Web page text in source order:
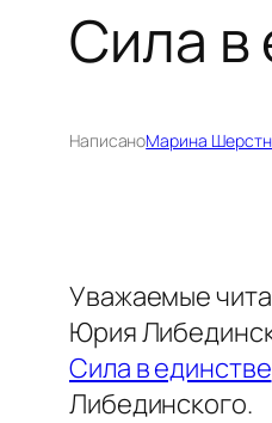
Сила в
НаписаноМарина
Уважаемые
Юрия
Сила в единстве
Либединского.